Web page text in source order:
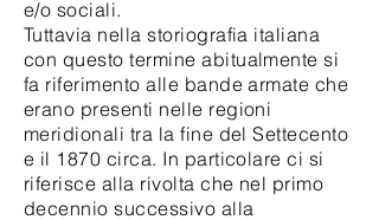
e/o sociali.
Tuttavia nella storiografia italiana
con questo termine abitualmente si
fa riferimento alle bande armate che
erano presenti nelle regioni
meridionali tra la fine del Settecento
e il 1870 circa. In particolare ci si
riferisce alla rivolta che nel primo
decennio successivo alla